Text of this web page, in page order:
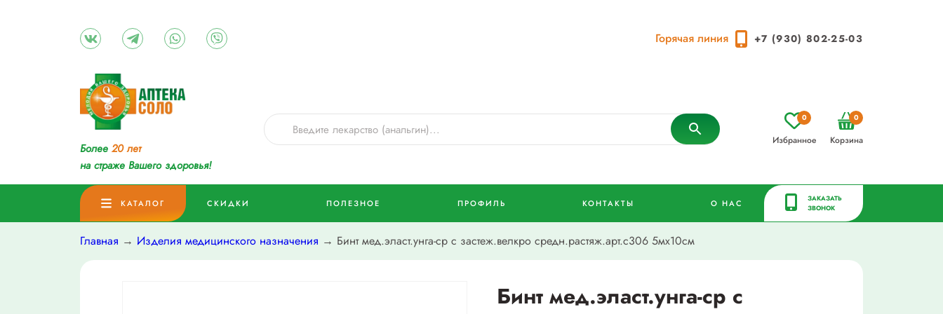
Горячая линия +7 (930) 802-25-03
Более 20 лет
на страже Вашего здоровья!
Избранное
0
Корзина
0
КАТАЛОГ СКИДКИ ПОЛЕЗНОЕ ПРОФИЛЬ КОНТАКТЫ О НАС
ЗАКАЗАТЬ
ЗВОНОК
Главная → Изделия медицинского назначения → Бинт мед.эласт.унга-ср с застеж.велкро средн.растяж.арт.с306 5мх10см
Бинт мед.эласт.унга-ср с